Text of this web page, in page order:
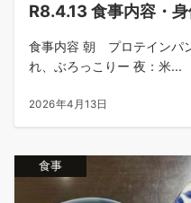
R8.4.13 食事内容・
食事内容 朝 プロテインパ
れ、ぶろっこりー 夜：米...
2026年4月13日
食事